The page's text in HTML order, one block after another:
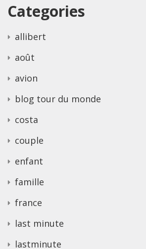
Categories
allibert
août
avion
blog tour du monde
costa
couple
enfant
famille
france
last minute
lastminute